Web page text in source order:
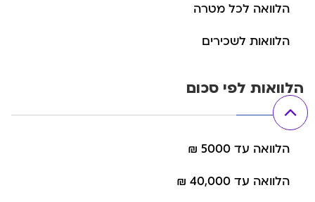
הלוואה לכל מטרה
הלוואות לשכירים
הלוואות לפי סכום
הלוואה עד 5000 ₪
הלוואה עד 40,000 ₪